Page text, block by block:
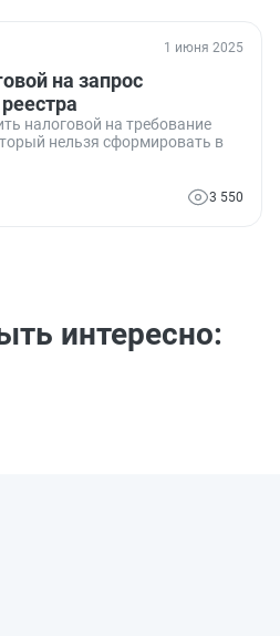
1 июня 2025
на запрос
налоговой на требование
нельзя сформировать в
3 550
интересно: